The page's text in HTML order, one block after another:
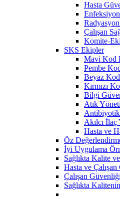
Hasta
Çalışan
Komite-
SKS Ekipler
Mavi Kod
Pembe
Beyaz
Kırmızı
Bilgi
Atık
Akılcı
Hasta ve
Öz
İyi Uygulama
Sağlıkta Kalite
Hasta ve
Çalışan
Sağlıkta